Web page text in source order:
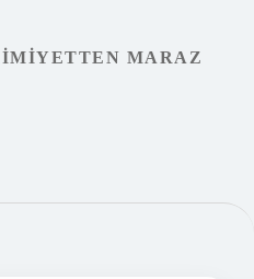
MARAZ